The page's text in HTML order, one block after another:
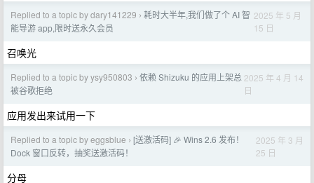
Replied to a topic by dary141229 › 耗时大半年,我们做了个 AI 智
能导游 app,限时送永久会员
2025 年 5 月
15 日
召唤光
Replied to a topic by ysy950803 › 依赖 Shizuku 的应用上架总
被谷歌拒绝
2025 年 4 月 14
日
应用发出来试用一下
Replied to a topic by eggsblue › [送激活码] 🎉 Wins 2.6 发布！
Dock 窗口反转，抽奖送激活码！
2025 年 3 月
25 日
分母